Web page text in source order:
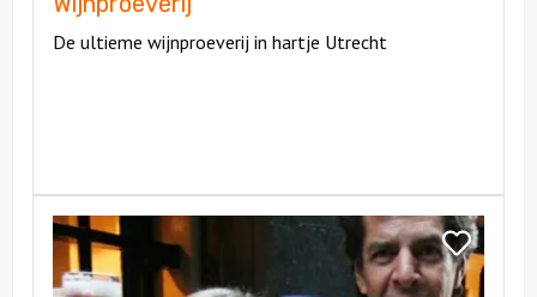
De ultieme wijnproeverij in hartje Utrecht
Bekijk
Bekijk
Bierproeverij